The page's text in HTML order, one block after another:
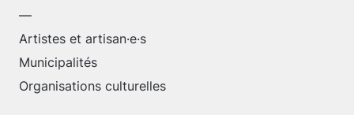
—
Artistes et artisan·e·s
Municipalités
Organisations culturelles